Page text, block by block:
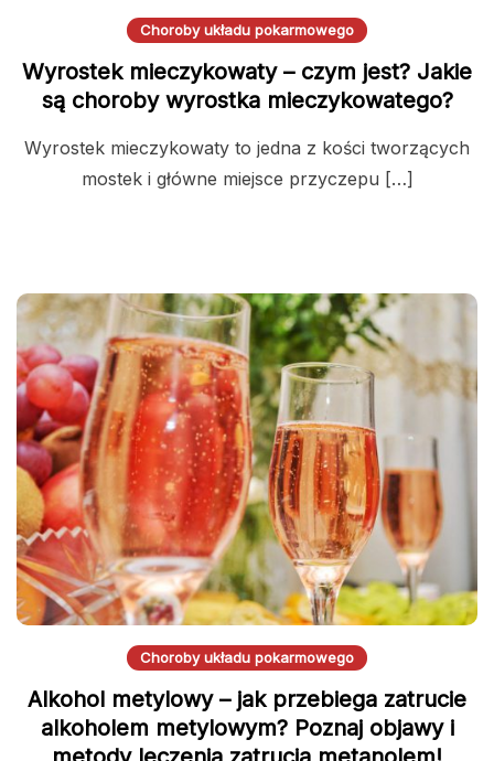
Choroby układu pokarmowego
Wyrostek mieczykowaty – czym jest? Jakie
są choroby wyrostka mieczykowatego?
Wyrostek mieczykowaty to jedna z kości tworzących
mostek i główne miejsce przyczepu […]
Choroby układu pokarmowego
Alkohol metylowy – jak przebiega zatrucie
alkoholem metylowym? Poznaj objawy i